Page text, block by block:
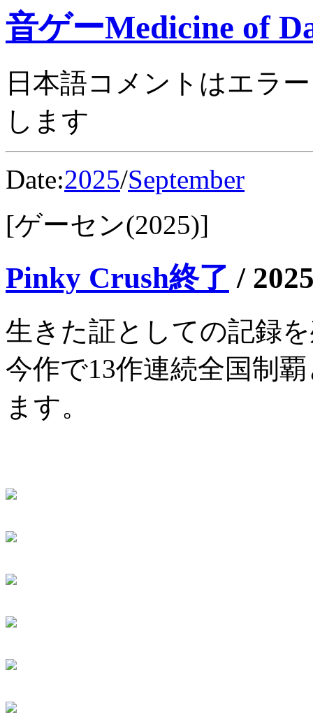
音ゲーMedicine of
日本語コメントはエラ
します
Date:2025/September
[ゲーセン(2025)]
Pinky Crush終了 /
生きた証としての記録
今作で13作連続全国制
ます。